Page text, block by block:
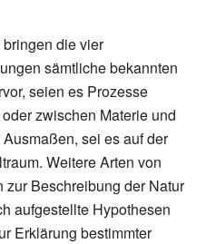
die vier
sämtliche bekannten
seien es Prozesse
oder zwischen Materie und
sei es auf der
Weitere Arten von
Beschreibung der Natur
aufgestellte Hypothesen
Erklärung bestimmter